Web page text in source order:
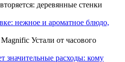
деревянные стенки
нежное и ароматное блюдо,
Устали от часового
значительные расходы: кому